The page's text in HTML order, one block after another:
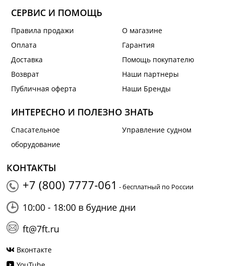
СЕРВИС И ПОМОЩЬ
Правила продажи
Оплата
Доставка
Возврат
Публичная оферта
О магазине
Гарантия
Помощь покупателю
Наши партнеры
Наши Бренды
ИНТЕРЕСНО И ПОЛЕЗНО ЗНАТЬ
Спасательное
оборудование
Управление судном
КОНТАКТЫ
+7 (800) 7777-061 - бесплатный по России
10:00 - 18:00 в будние дни
ft@7ft.ru
Вконтакте